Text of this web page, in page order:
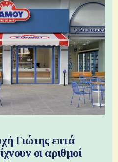
Γιώτης επτά
οι αριθμοί